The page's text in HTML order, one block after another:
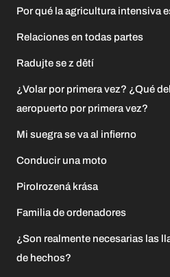
Por qué la agricultura intensiva
Relaciones en todas partes
Radujte se z dětí
¿Volar por primera vez? ¿Qué
aeropuerto por primera vez?
Mi suegra se va al infierno
Conducir una moto
PiroIrozená krása
Familia de ordenadores
¿Son realmente necesarias las
de hechos?